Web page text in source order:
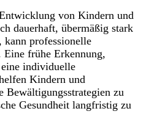
von Kindern und
dauerhaft, übermäßig stark
kann professionelle
frühe Erkennung,
individuelle
Kindern und
Bewältigungsstrategien zu
Gesundheit langfristig zu